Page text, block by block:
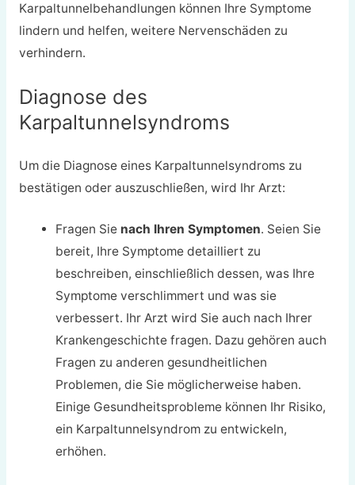
Karpaltunnelbehandlungen können Ihre Symptome
lindern und helfen, weitere Nervenschäden zu
verhindern.
Diagnose des
Karpaltunnelsyndroms
Um die Diagnose eines Karpaltunnelsyndroms zu
bestätigen oder auszuschließen, wird Ihr Arzt:
Fragen Sie nach Ihren Symptomen. Seien Sie
bereit, Ihre Symptome detailliert zu
beschreiben, einschließlich dessen, was Ihre
Symptome verschlimmert und was sie
verbessert. Ihr Arzt wird Sie auch nach Ihrer
Krankengeschichte fragen. Dazu gehören auch
Fragen zu anderen gesundheitlichen
Problemen, die Sie möglicherweise haben.
Einige Gesundheitsprobleme können Ihr Risiko,
ein Karpaltunnelsyndrom zu entwickeln,
erhöhen.